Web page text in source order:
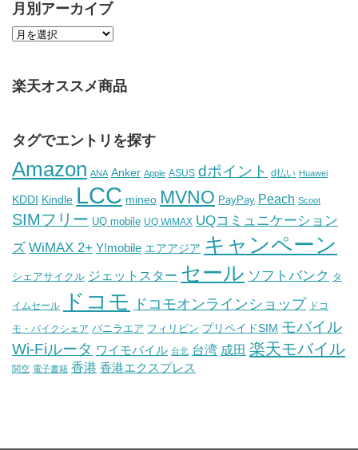
月別アーカイブ
楽天オススメ商品
タグでエントリを探す
Amazon ANA Anker Apple ASUS dポイント d払い Huawei
KDDI Kindle LCC mineo MVNO PayPay Peach Scoot
SIMフリー UQ mobile UQ WiMAX UQコミュニケーション
ズ WiMAX 2+ Y!mobile エアアジア キャンペーン
シェアサイクル ジェットスター セール ソフトバンク タ
イムセール ドコモ ドコモオンラインショップ ドコ
モ・バイクシェア バニラエア フィリピン プリペイドSIM モバイル
Wi-Fiルータ ワイモバイル 台北 台湾 成田 楽天モバイル
関空 電子書籍 香港 香港エクスプレス